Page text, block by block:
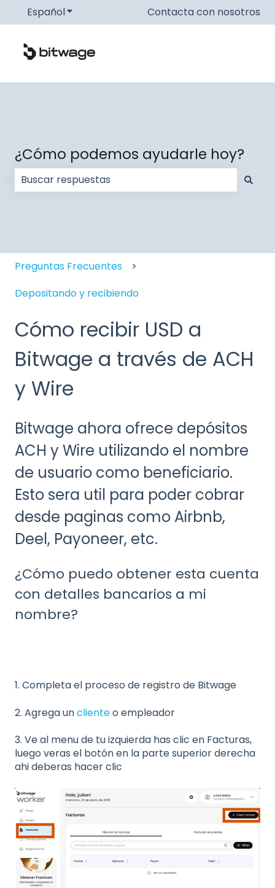
EspañolTraducciones de Mostrar submenú de
Contacta con nosotros
¿Cómo podemos ayudarle hoy?
Preguntas Frecuentes
Depositando y recibiendo
Cómo recibir USD a
Bitwage a través de ACH
y Wire
Bitwage ahora ofrece depósitos
ACH y Wire utilizando el nombre
de usuario como beneficiario.
Esto sera util para poder cobrar
desde paginas como Airbnb,
Deel, Payoneer, etc.
¿Cómo puedo obtener esta cuenta
con detalles bancarios a mi
nombre?
1. Completa el proceso de registro de Bitwage
2. Agrega unclienteo empleador
3. Ve al menu de tu izquierda has clic en Facturas,
luego veras el botón en la parte superior derecha
ahi deberas hacer clic